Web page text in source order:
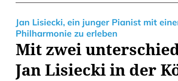
Jan Lisiecki, ein junger Pianist mit
Philharmonie zu erleben
Mit zwei
Jan Lisiecki in der